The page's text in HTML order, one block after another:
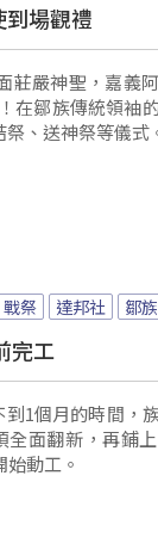
場觀禮
莊嚴神聖，嘉義
在鄒族傳統領袖
、送神祭等儀式
戰祭 達邦社 鄒族
完工
1個月的時間，
面翻新，再鋪
動工。